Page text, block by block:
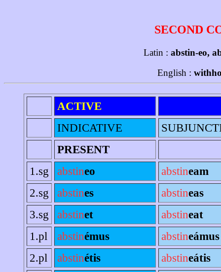
SECOND
Latin : abstin-eo,
English :
ACTIVE
INDICATIVE
PRESENT
1.sg
abstineo abstineam
2.sg
abstines abstineas
3.sg
abstinet abstineat
1.pl
abstinémus abstineámus
2.pl
abstinétis abstineátis